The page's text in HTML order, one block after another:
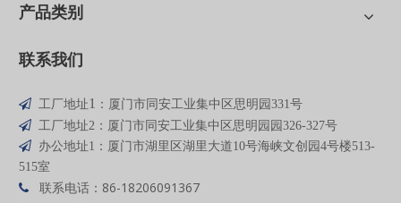
产品类别
联系我们
 工厂地址1 ：厦门市同安工业集中区思明园331号
 工厂地址2：厦门市同安工业集中区思明园园326-327号
 办公地址1：厦门市湖里区湖里大道10号海峡文创园4号楼513-
515室
 联系电话：86-18206091367